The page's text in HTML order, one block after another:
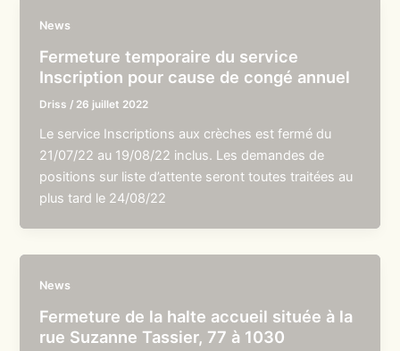
News
Fermeture temporaire du service
Inscription pour cause de congé annuel
Driss / 26 juillet 2022
Le service Inscriptions aux crèches est fermé du
21/07/22 au 19/08/22 inclus. Les demandes de
positions sur liste d’attente seront toutes traitées au
plus tard le 24/08/22
News
Fermeture de la halte accueil située à la
rue Suzanne Tassier, 77 à 1030